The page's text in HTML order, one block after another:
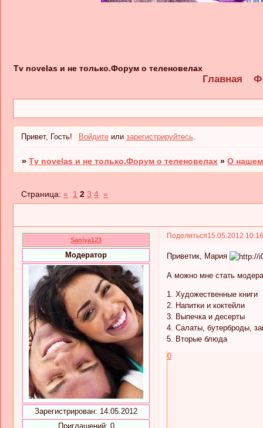
Tv novelas и не только.Форум о теленовелах
Главная
Привет, Гость! Войдитеили зарегистрируйтесь.
»Tv novelas и не только.Форум о теленовелах »О
Страница:« 1 2 3 4 »
Поделиться15.05.2012
Saniya123
Модератор
Зарегистрирован: 14.05.2012
Приглашений: 0
Приветик, Мария
А можно мне стать
1. Художественные книги
2. Напитки и коктейли
3. Выпечка и десерты
4. Салаты, бутерброды,
5. Вторые блюда
0